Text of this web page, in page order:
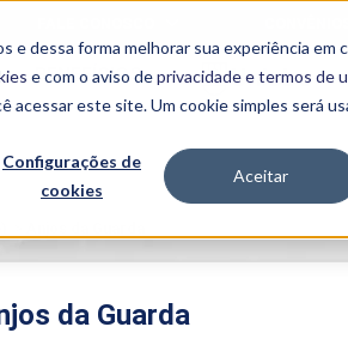
e dessa forma melhorar sua experiência em
e com o aviso deprivacidade e termos de
este site. Um cookie simples será
Configurações de
cookies
Aceitar
BENEFÍCIOS
da Guarda